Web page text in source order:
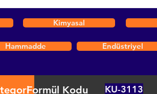
Kimyasal
Hammadde Endüstriyel
Formül Kodu KU-3113